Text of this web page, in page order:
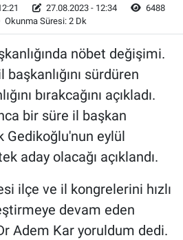
27.08.2023 - 12:34
6488
Okunma Süresi: 2 Dk
nöbet değişimi.
sürdüren
bırakcağını açıkladı.
bir süre il başkan
Gedikoğlu'nun eylül
aday olacağı açıklandı.
ilçe ve il kongrelerini hızlı
devam eden
Adem Kar yoruldum dedi.